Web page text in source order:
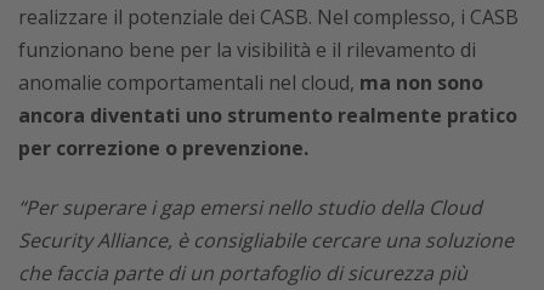
realizzare il potenziale dei CASB. Nel complesso, i CASB
funzionano bene per la visibilità e il rilevamento di
anomalie comportamentali nel cloud, ma non sono
ancora diventati uno strumento realmente pratico
per correzione o prevenzione.
“Per superare i gap emersi nello studio della Cloud
Security Alliance, è consigliabile cercare una soluzione
che faccia parte di un portafoglio di sicurezza più